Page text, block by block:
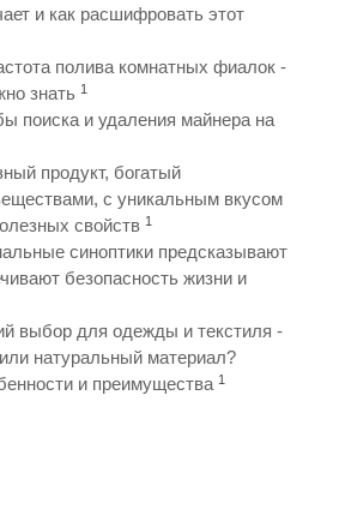
и как расшифровать этот
полива комнатных фиалок -
знать 1
поиска и удаления майнера на
продукт, богатый
с уникальным вкусом
свойств 1
синоптики предсказывают
безопасность жизни и
выбор для одежды и текстиля -
натуральный материал?
и преимущества 1